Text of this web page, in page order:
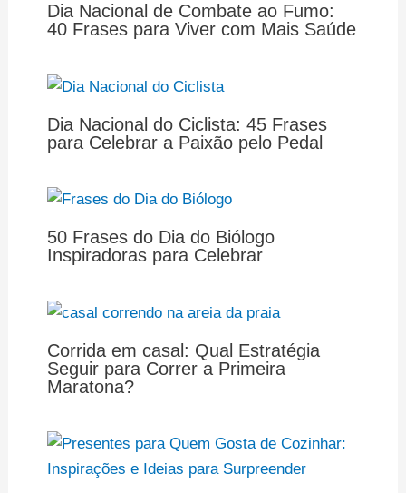
Dia Nacional de Combate ao Fumo:
40 Frases para Viver com Mais Saúde
Dia Nacional do Ciclista: 45 Frases
para Celebrar a Paixão pelo Pedal
50 Frases do Dia do Biólogo
Inspiradoras para Celebrar
Corrida em casal: Qual Estratégia
Seguir para Correr a Primeira
Maratona?